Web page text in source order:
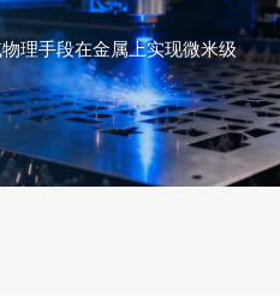
理手段在金属上实现微米级